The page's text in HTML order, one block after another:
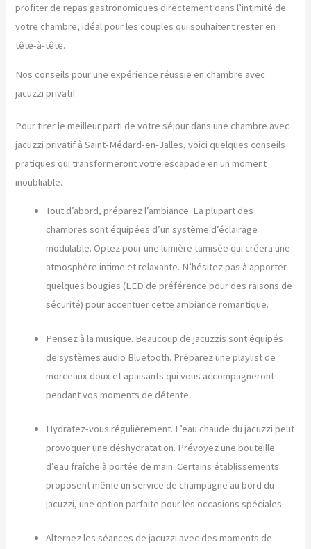
profiter de repas gastronomiques directement dans l’intimité de
votre chambre, idéal pour les couples qui souhaitent rester en
tête-à-tête.
Nos conseils pour une expérience réussie en chambre avec
jacuzzi privatif
Pour tirer le meilleur parti de votre séjour dans une chambre avec
jacuzzi privatif à Saint-Médard-en-Jalles, voici quelques conseils
pratiques qui transformeront votre escapade en un moment
inoubliable.
Tout d’abord, préparez l’ambiance. La plupart des
chambres sont équipées d’un système d’éclairage
modulable. Optez pour une lumière tamisée qui créera une
atmosphère intime et relaxante. N’hésitez pas à apporter
quelques bougies (LED de préférence pour des raisons de
sécurité) pour accentuer cette ambiance romantique.
Pensez à la musique. Beaucoup de jacuzzis sont équipés
de systèmes audio Bluetooth. Préparez une playlist de
morceaux doux et apaisants qui vous accompagneront
pendant vos moments de détente.
Hydratez-vous régulièrement. L’eau chaude du jacuzzi peut
provoquer une déshydratation. Prévoyez une bouteille
d’eau fraîche à portée de main. Certains établissements
proposent même un service de champagne au bord du
jacuzzi, une option parfaite pour les occasions spéciales.
Alternez les séances de jacuzzi avec des moments de